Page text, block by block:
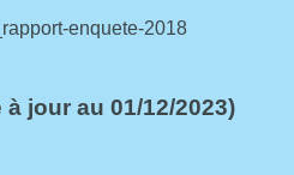
enquete-2018
jour au 01/12/2023)